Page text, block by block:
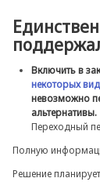
Включить в
некоторых
невозможно
альтернативы.
Переходный
Полную
Решение